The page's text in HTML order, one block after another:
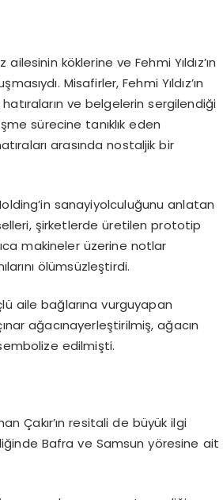
ailesinin köklerine ve Fehmi Yıldız’ın
. Misafirler, Fehmi Yıldız’ın
hatıraların ve belgelerin sergilendiği
sürecine tanıklık eden
arasında nostaljik bir
sanayiyolculuğunu anlatan
, şirketlerde üretilen prototip
makineler üzerine notlar
ölümsüzleştirdi.
aile bağlarına vurguyapan
ağacınayerleştirilmiş,ağacın
edilmişti.
Çakır’ın resitali de büyük ilgi
Bafra ve Samsunyöresine ait